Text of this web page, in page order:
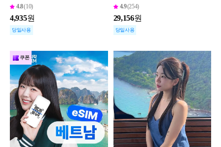
우패스
4.8(10)
4,935원
당일사용
4.9(254)
29,156원
당일사용
쿠폰